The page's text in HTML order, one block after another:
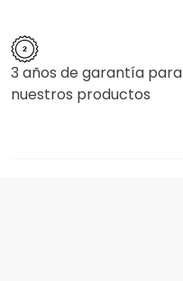
3 años de garantía para
nuestros productos